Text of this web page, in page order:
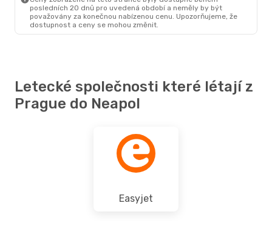
posledních 20 dnů pro uvedená období a neměly by být
považovány za konečnou nabízenou cenu. Upozorňujeme, že
dostupnost a ceny se mohou změnit.
Letecké společnosti které létají z
Prague do Neapol
Easyjet